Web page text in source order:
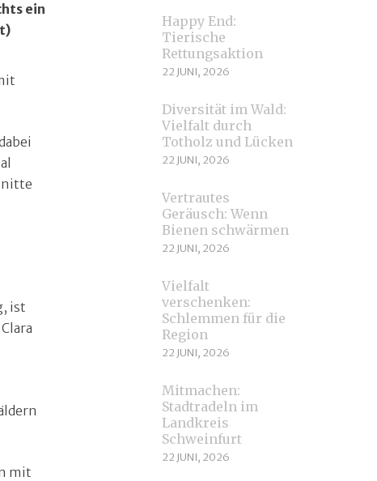
ein
ist
mit
Happy End:
Tierische
Rettungsaktion
22 JUNI, 2026
Diversität im Wald:
Vielfalt durch
Totholz und Lücken
22 JUNI, 2026
Vertrautes
Geräusch: Wenn
Bienen schwärmen
22 JUNI, 2026
Vielfalt
verschenken:
Schlemmen für die
Region
22 JUNI, 2026
Mitmachen:
Stadtradeln im
Landkreis
Schweinfurt
22 JUNI, 2026